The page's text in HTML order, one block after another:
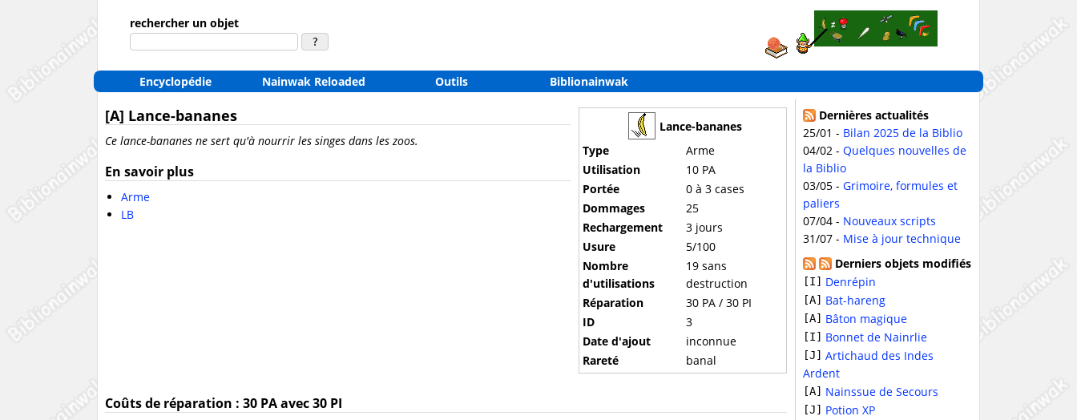
rechercher un objet
Encyclopédie Nainwak Reloaded Outils Biblionainwak
Dernières actualités
25/01 - Bilan 2025 de la Biblio
04/02 - Quelques nouvelles de
la Biblio
03/05 - Grimoire, formules et
paliers
07/04 - Nouveaux scripts
31/07 - Mise à jour technique
Derniers objets modifiés
[I] Denrépin
[A] Bat-hareng
[A] Bâton magique
[I] Bonnet de Nainrlie
[J] Artichaud des Indes
Ardent
[A] Nainssue de Secours
[J] Potion XP
Lance-bananes
Type
Arme
Utilisation
10 PA
Portée
0 à 3 cases
Dommages
25
Rechargement
3 jours
Usure
5/100
Nombre
d'utilisations
19 sans
destruction
Réparation
30 PA / 30 PI
ID
3
Date d'ajout
inconnue
Rareté
banal
[A] Lance-bananes
Ce lance-bananes ne sert qu'à nourrir les singes dans les zoos.
En savoir plus
Arme
LB
Coûts de réparation : 30 PA avec 30 PI